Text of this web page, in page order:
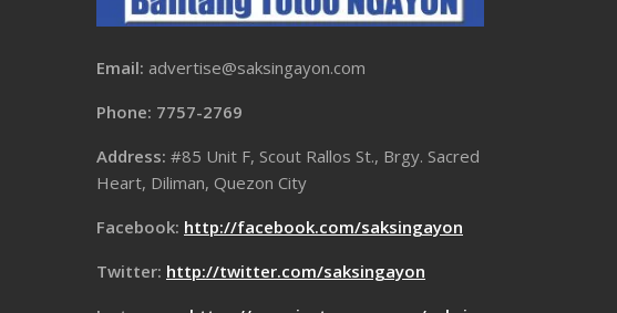
Email: advertise@saksingayon.com
Phone: 7757-2769
Address: #85 Unit F, Scout Rallos St., Brgy. Sacred
Heart, Diliman, Quezon City
Facebook: http://facebook.com/saksingayon
Twitter: http://twitter.com/saksingayon